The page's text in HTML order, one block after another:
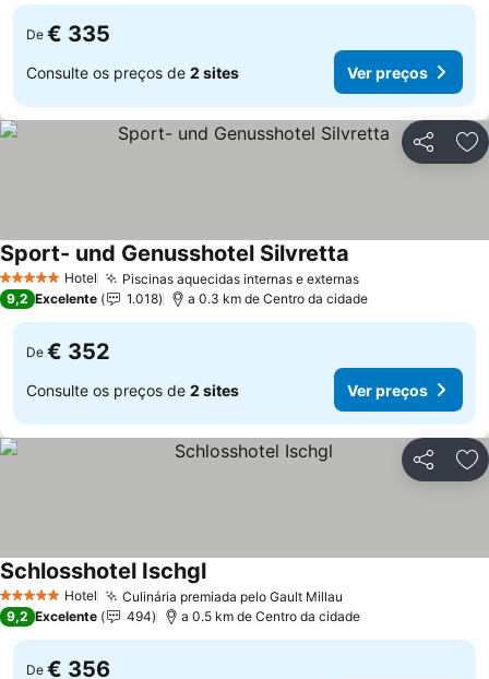
De € 335
Consulte os preços de 2 sites Ver preços
Partilhar
5 Estrelas Hotel Piscinas aquecidas internas e externas
Sport- und Genusshotel Silvretta
9,2 Excelente 1.018 a 0.3 km de Centro da cidade
De € 352
Consulte os preços de 2 sites Ver preços
Partilhar
5 Estrelas Hotel Culinária premiada pelo Gault Millau
Schlosshotel Ischgl
9,2 Excelente 494 a 0.5 km de Centro da cidade
De € 356